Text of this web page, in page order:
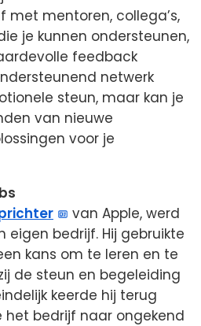
met mentoren, collega’s,
je kunnen ondersteunen,
feedback
netwerk
steun, maar kan je
van nieuwe
voor je
van Apple, werd
eigen bedrijf. Hij gebruikte
kans om te leren en te
de steun en begeleiding
keerde hij terug
het bedrijf naar ongekend